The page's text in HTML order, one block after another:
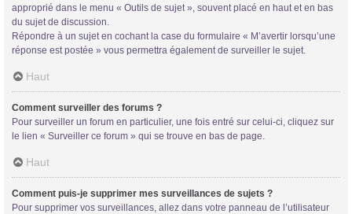
approprié dans le menu « Outils de sujet », souvent placé en haut et en bas
du sujet de discussion.
Répondre à un sujet en cochant la case du formulaire « M’avertir lorsqu’une
réponse est postée » vous permettra également de surveiller le sujet.
Haut
Comment surveiller des forums ?
Pour surveiller un forum en particulier, une fois entré sur celui-ci, cliquez sur
le lien « Surveiller ce forum » qui se trouve en bas de page.
Haut
Comment puis-je supprimer mes surveillances de sujets ?
Pour supprimer vos surveillances, allez dans votre panneau de l’utilisateur